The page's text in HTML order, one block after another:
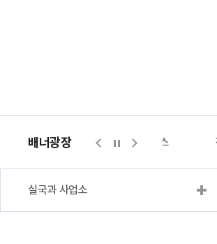
배너광장
지적측량바로처리센터 위택스
실국과 사업소